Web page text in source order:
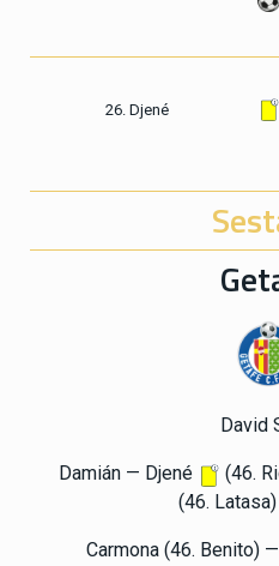
26. Djené
David
Damián — Djené
(46.
(46.
Carmona (46. Benito)